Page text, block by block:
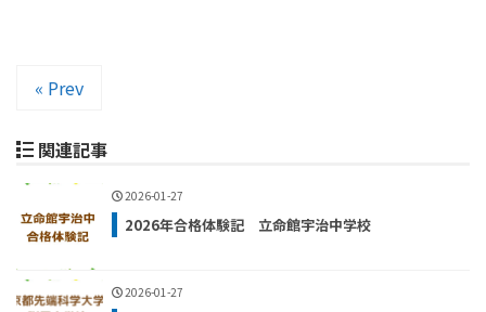
« Prev
関連記事
2026-01-27
2026年合格体験記 立命館宇治中学校
2026-01-27